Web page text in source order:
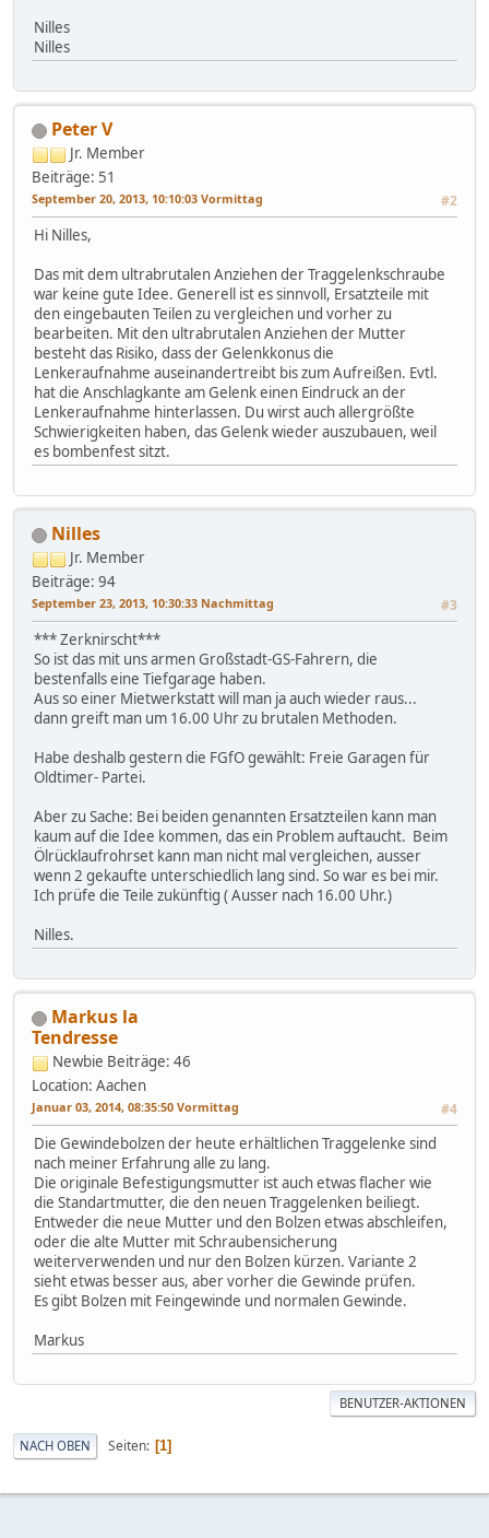
Nilles
Nilles
Peter V
Jr. Member
Beiträge: 51
September 20, 2013, 10:10:03 Vormittag #2
Hi Nilles,
Das mit dem ultrabrutalen Anziehen der Traggelenkschraube
war keine gute Idee. Generell ist es sinnvoll, Ersatzteile mit
den eingebauten Teilen zu vergleichen und vorher zu
bearbeiten. Mit den ultrabrutalen Anziehen der Mutter
besteht das Risiko, dass der Gelenkkonus die
Lenkeraufnahme auseinandertreibt bis zum Aufreißen. Evtl.
hat die Anschlagkante am Gelenk einen Eindruck an der
Lenkeraufnahme hinterlassen. Du wirst auch allergrößte
Schwierigkeiten haben, das Gelenk wieder auszubauen, weil
es bombenfest sitzt.
Nilles
Jr. Member
Beiträge: 94
September 23, 2013, 10:30:33 Nachmittag #3
*** Zerknirscht***
So ist das mit uns armen Großstadt-GS-Fahrern, die
bestenfalls eine Tiefgarage haben.
Aus so einer Mietwerkstatt will man ja auch wieder raus...
dann greift man um 16.00 Uhr zu brutalen Methoden.
Habe deshalb gestern die FGfO gewählt: Freie Garagen für
Oldtimer- Partei.
Aber zu Sache: Bei beiden genannten Ersatzteilen kann man
kaum auf die Idee kommen, das ein Problem auftaucht. Beim
Ölrücklaufrohrset kann man nicht mal vergleichen, ausser
wenn 2 gekaufte unterschiedlich lang sind. So war es bei mir.
Ich prüfe die Teile zukünftig ( Ausser nach 16.00 Uhr.)
Nilles.
Markus la
Tendresse
Newbie Beiträge: 46
Location: Aachen
Januar 03, 2014, 08:35:50 Vormittag #4
Die Gewindebolzen der heute erhältlichen Traggelenke sind
nach meiner Erfahrung alle zu lang.
Die originale Befestigungsmutter ist auch etwas flacher wie
die Standartmutter, die den neuen Traggelenken beiliegt.
Entweder die neue Mutter und den Bolzen etwas abschleifen,
oder die alte Mutter mit Schraubensicherung
weiterverwenden und nur den Bolzen kürzen. Variante 2
sieht etwas besser aus, aber vorher die Gewinde prüfen.
Es gibt Bolzen mit Feingewinde und normalen Gewinde.
Markus
BENUTZER-AKTIONEN
NACH OBEN Seiten 1